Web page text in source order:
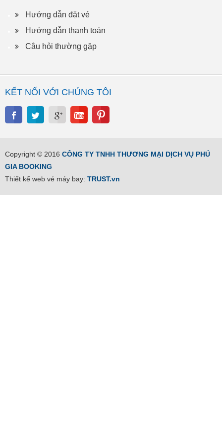
Hướng dẫn đặt vé
Hướng dẫn thanh toán
Câu hỏi thường gặp
KẾT NỐI VỚI CHÚNG TÔI
Copyright © 2016 CÔNG TY TNHH THƯƠNG MẠI DỊCH VỤ PHÚ
GIA BOOKING
Thiết kế web vé máy bay: TRUST.vn